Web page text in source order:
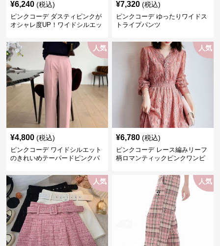
¥6,240 (税込)
ピンクコーデ ダスティピンクが
オシャレ度UP！ワイドシルエッ
¥7,320 (税込)
ピンクコーデ ゆったりワイドス
トライプパンツ
人気
¥4,800 (税込)
ピンクコーデ ワイドシルエット
のきれいめテーパードピンクパ
人気
¥6,780 (税込)
ピンクコーデ レース編みリーフ
柄ロマンティックピンクワンピ
人気 人気